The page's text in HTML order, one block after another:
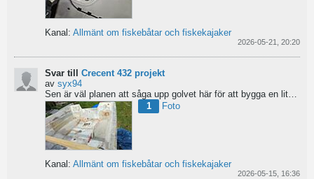
Kanal: Allmänt om fiskebåtar och fiskekajaker
2026-05-21, 20:20
Svar till Crecent 432 projekt
av syx94
Sen är väl planen att såga upp golvet här för att bygga en liten brun för pump och täta resterande del...
1
Foto
Kanal: Allmänt om fiskebåtar och fiskekajaker
2026-05-15, 16:36